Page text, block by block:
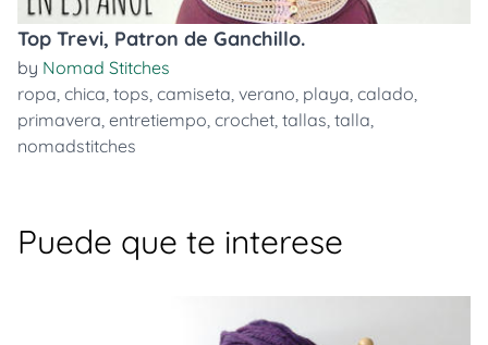
Top Trevi, Patron de Ganchillo.
by Nomad Stitches
ropa, chica, tops, camiseta, verano, playa, calado,
primavera, entretiempo, crochet, tallas, talla,
nomadstitches
Puede que te interese